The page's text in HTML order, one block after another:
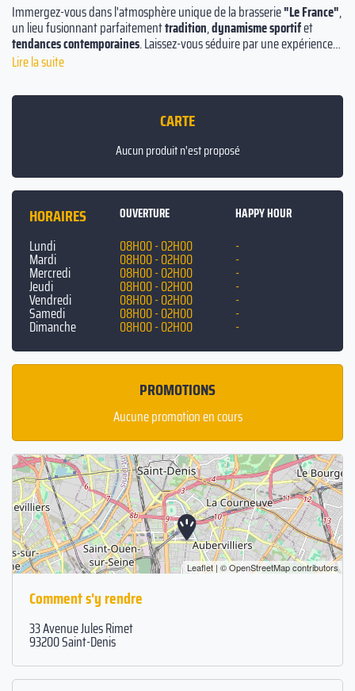
Immergez-vous dans l'atmosphère unique de la brasserie"Le France",
un lieu fusionnant parfaitementtradition,dynamisme sportifet
tendances contemporaines. Laissez-vous séduire par une expérience
indélébile dans un cadre au charme authentique! Bénéficiez de notre
tous vos événements festifs. Profitez de la possibilité de personnaliser
Sollicitez notre service de location ouvert tous les jours, de
Découvrez notre emplacement de choix, juste en face de l'entrée B du
renomméStade de France.
Lire la suite
CARTE
Aucun produit n'est proposé
HORAIRES OUVERTURE HAPPY HOUR
Lundi 08H00 - 02H00 -
Mardi 08H00 - 02H00 -
Mercredi 08H00 - 02H00 -
Jeudi 08H00 - 02H00 -
Vendredi 08H00 - 02H00 -
Samedi 08H00 - 02H00 -
Dimanche 08H00 - 02H00 -
PROMOTIONS
Aucune promotion en cours
Leaflet| ©OpenStreetMapcontributors
Comment s'y rendre
33 Avenue Jules Rimet
93200 Saint-Denis